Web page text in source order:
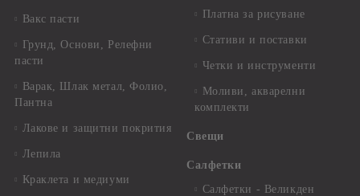
Вакс пасти
Грунд, Основи, Релефни
пасти
Варак, Шлак метал, Фолио,
Пантна
Лакове и защитни покрития
Лепила
Краклета и медиуми
Платна за рисуване
Стативи и поставки
Четки и инструменти
Моливи, акварелни
комплекти
Свещи
Салфетки
Салфетки - Великден